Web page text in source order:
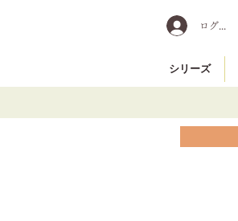
ログイン
シリーズ